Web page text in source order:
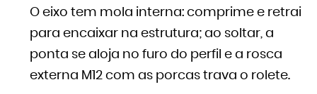
O eixo tem mola interna: comprime e retrai
para encaixar na estrutura; ao soltar, a
ponta se aloja no furo do perfil e a rosca
externa M12 com as porcas trava o rolete.